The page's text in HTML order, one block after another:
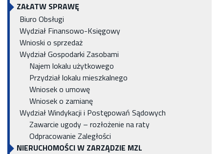
ZAŁATW SPRAWĘ
Biuro Obsługi
Wydział Finansowo-Księgowy
Wnioski o sprzedaż
Wydział Gospodarki Zasobami
Najem lokalu użytkowego
Przydział lokalu mieszkalnego
Wniosek o umowę
Wniosek o zamianę
Wydział Windykacji i Postępowań Sądowych
Zawarcie ugody – rozłożenie na raty
Odpracowanie Zaległości
NIERUCHOMOŚCI W ZARZĄDZIE MZL